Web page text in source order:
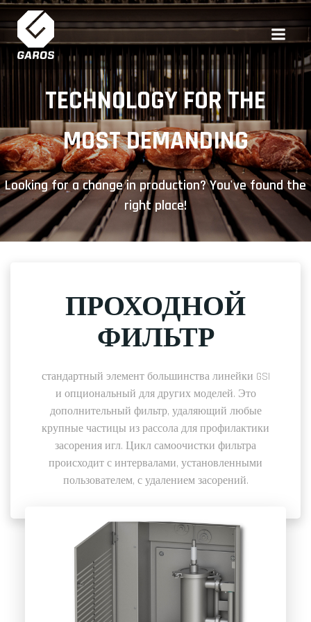
Перейти
к
содержимому
TECHNOLOGY FOR THE
MOST DEMANDING
Looking for a change in production? You've found the
right place!
ПРОХОДНОЙ
ФИЛЬТР
стандартный элемент большинства линейки GSI
и опциональный для других моделей. Это
дополнительный фильтр, удаляющий любые
крупные частицы из рассола для профилактики
засорения игл. Цикл самоочистки фильтра
происходит с интервалами, установленными
пользователем, с удалением засорений.